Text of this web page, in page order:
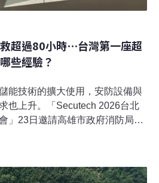
超過80小時⋯台灣第一座超
些經驗？
能技術的擴大使用，安防設備與
也上升。「Secutech 2026台北
」23日邀請高雄市政府消防局大
防災的技術趨勢、建築應用等方
體系面臨「熱失控」的挑戰。高